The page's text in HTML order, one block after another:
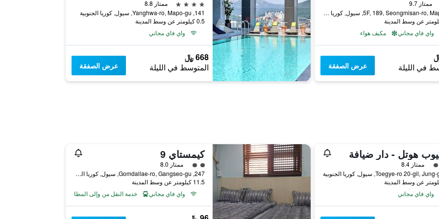
فئة 2
ممتاز 9.7
5F, 189, Seongmisan-ro, Mapo-gu, سيول, كوريا الجنوبية
واي فاي مجاني
مكيف هواء
في الليلة عرض الصفقة
4 نجوم
ممتاز 8.8
141, Yanghwa-ro, Mapo-gu, سيول, كوريا الجنوبية
0.5 كيلومتر عن وسط المدينة
واي فاي مجاني
668 ﷼
المتوسط في الليلة عرض الصفقة
هوتل - دار ضيافة
فئة 3ممتاز 8.4
واي فاي مجاني
كيمستاي 9
تقييم فئة 2
ممتاز 8.0
247, Gomdallae-ro, Gangseo-gu, سيول, كوريا الجنوبية
11.5 كيلومتر عن وسط المدينة
واي فاي مجاني
خدمة النقل من وإلى المطار